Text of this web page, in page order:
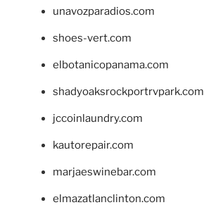
unavozparadios.com
shoes-vert.com
elbotanicopanama.com
shadyoaksrockportrvpark.com
jccoinlaundry.com
kautorepair.com
marjaeswinebar.com
elmazatlanclinton.com